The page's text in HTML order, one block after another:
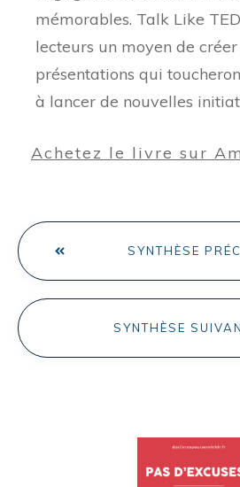
mémorables. Talk Like
lecteurs un moyen de créer
présentations qui
à lancer de nouvelles
Achetez le livre sur
SYNTHÈSE
SYNTHÈSE